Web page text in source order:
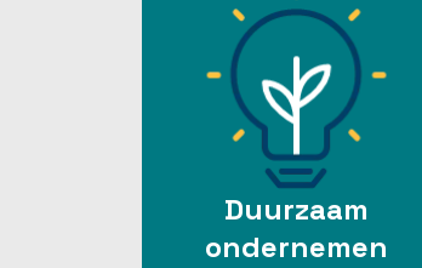
Duurzaam
ondernemen